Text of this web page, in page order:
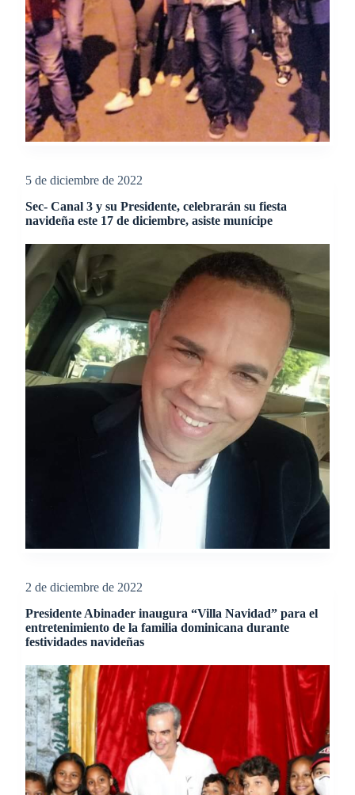
5 de diciembre de 2022
Sec- Canal 3 y su Presidente, celebrarán su fiesta
navideña este 17 de diciembre, asiste munícipe
2 de diciembre de 2022
Presidente Abinader inaugura “Villa Navidad” para el
entretenimiento de la familia dominicana durante
festividades navideñas